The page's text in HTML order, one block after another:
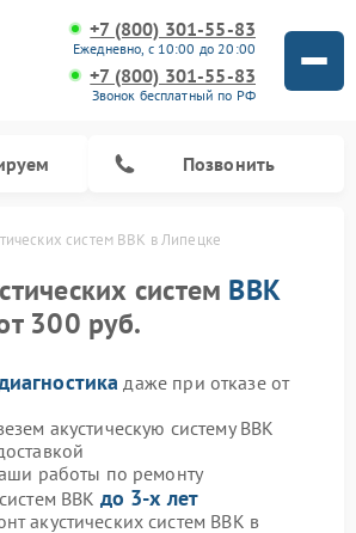
+7 (800) 301-55-83
Ежедневно, с 10:00 до 20:00
+7 (800) 301-55-83
Звонок бесплатный по РФ
Позвонить
систем BBK в Липецке
систем BBK
300 руб.
даже при отказе от
акустическую систему BBK
работы по ремонту
BBK до 3-х лет
акустических систем BBK в